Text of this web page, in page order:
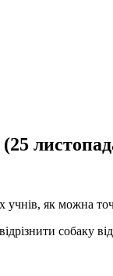
як можна
собаку від